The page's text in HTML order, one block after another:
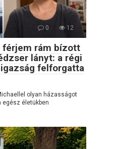
0 12
férjem rám bízott
lányt: a régi
felforgatta
olyan házasságot
egész életükben